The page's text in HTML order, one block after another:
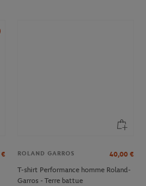
€
ROLAND GARROS 40,00 €
T-shirt Performance homme Roland-
Garros - Terre battue